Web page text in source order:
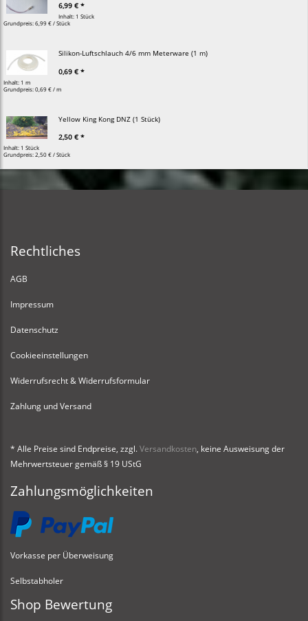
6,99 € *
Inhalt: 1 Stück
Grundpreis:6,99 € / Stück
Silikon-Luftschlauch 4/6 mm Meterware (1 m)
0,69 € *
Inhalt: 1 m
Grundpreis:0,69 € / m
Yellow King Kong DNZ (1 Stück)
2,50 € *
Inhalt: 1 Stück
Grundpreis:2,50 € / Stück
Rechtliches
AGB
Impressum
Datenschutz
Cookieeinstellungen
Widerrufsrecht & Widerrufsformular
Zahlung und Versand
* Alle Preise sind Endpreise, zzgl. Versandkosten , keine Ausweisung der
Mehrwertsteuer gemäß § 19 UStG
Zahlungsmöglichkeiten
Vorkasse per Überweisung
Selbstabholer
Shop Bewertung